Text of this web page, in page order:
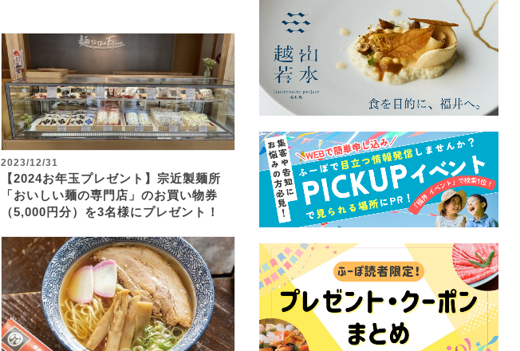
2023/12/31
【2024お年玉プレゼント】宗近製麺所
「おいしい麺の専門店」のお買い物券
（5,000円分）を3名様にプレゼント！